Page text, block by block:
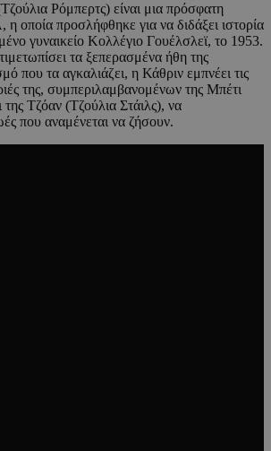
Ρόμπερτς) είναι μια πρόσφατη
οποία προσλήφθηκε για να διδάξει ιστορία
γυναικείο Κολλέγιο Γουέλσλεϊ, το 1953.
τα ξεπερασμένα ήθη της
που τα αγκαλιάζει, η Κάθριν εμπνέει τις
της, συμπεριλαμβανομένων της Μπέτι
Τζόαν (Τζούλια Στάιλς), να
που αναμένεται να ζήσουν.